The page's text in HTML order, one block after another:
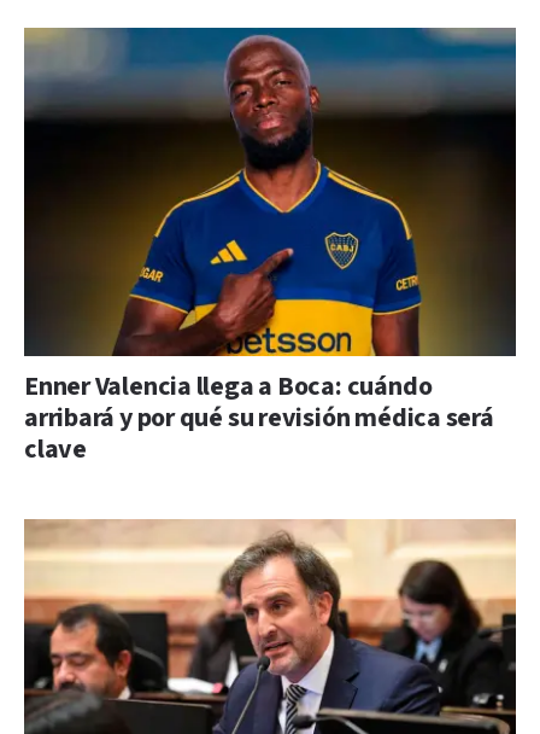
Enner Valencia llega a Boca: cuándo
arribará y por qué su revisión médica será
clave